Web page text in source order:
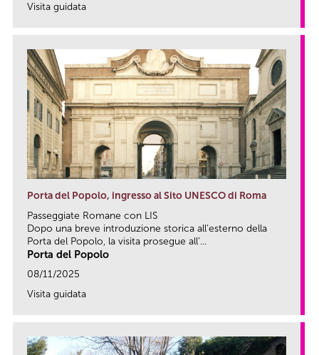
Visita guidata
Porta del Popolo, ingresso al Sito UNESCO di Roma
Passeggiate Romane con LIS
Dopo una breve introduzione storica all’esterno della
Porta del Popolo, la visita prosegue all’...
Porta del Popolo
08/11/2025
Visita guidata